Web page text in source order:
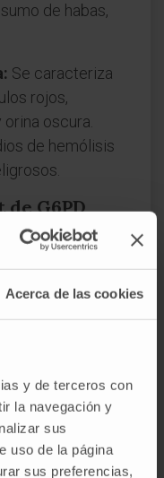
Acerca de las cookies
y de terceros con
la navegación y
sus
uso de la página
sus preferencias,
de habas,
Se caracteriza
rojos,
oscura.
de hemólisis
G6PD
de la
rojos.
de la